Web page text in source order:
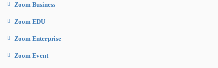
Zoom Business
Zoom EDU
Zoom Enterprise
Zoom Event